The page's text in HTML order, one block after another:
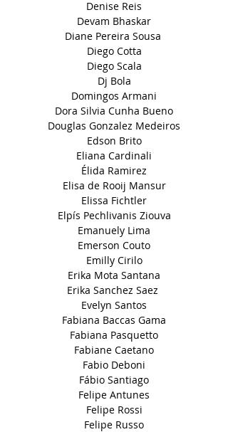
Denise Reis
Devam Bhaskar
Diane Pereira Sousa
Diego Cotta
Diego Scala
Dj Bola
Domingos Armani
Dora Silvia Cunha Bueno
Douglas Gonzalez Medeiros
Edson Brito
Eliana Cardinali
Élida Ramirez
Elisa de Rooij Mansur
Elissa Fichtler
Elpís Pechlivanis Ziouva
Emanuely Lima
Emerson Couto
Emilly Cirilo
Erika Mota Santana
Erika Sanchez Saez
Evelyn Santos
Fabiana Baccas Gama
Fabiana Pasquetto
Fabiane Caetano
Fabio Deboni
Fábio Santiago
Felipe Antunes
Felipe Rossi
Felipe Russo